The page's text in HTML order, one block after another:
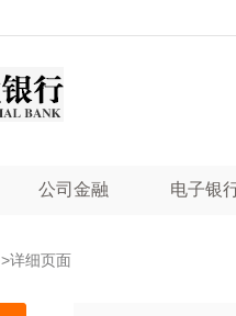
公司金融 电子银
>详细页面